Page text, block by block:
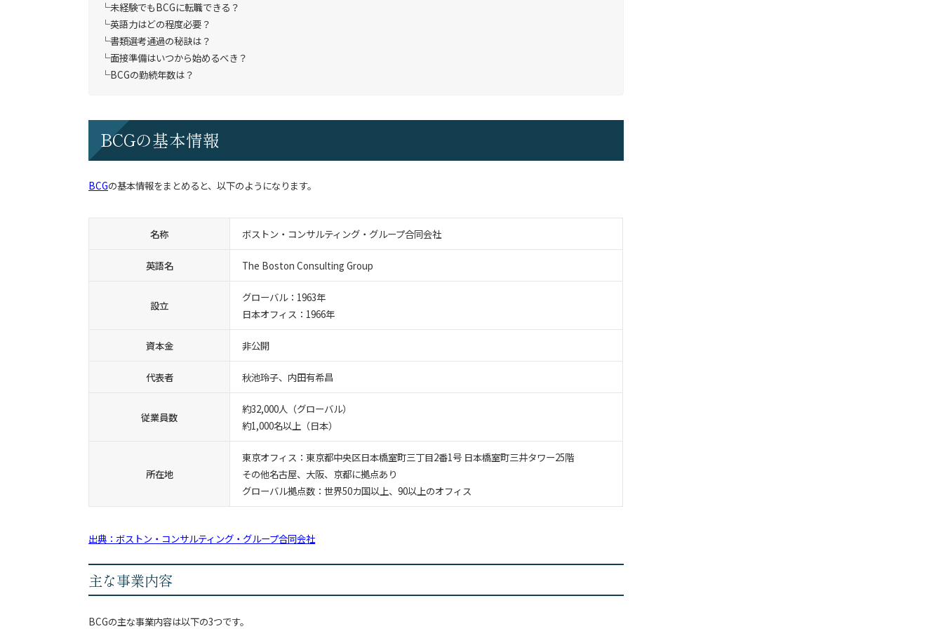
未経験でもBCGに転職できる？
英語力はどの程度必要？
書類選考通過の秘訣は？
面接準備はいつから始めるべき？
BCGの勤続年数は？
BCGの基本情報
BCGの基本情報をまとめると、以下のようになります。
名称 ボストン・コンサルティング・グループ合同会社
英語名 The Boston Consulting Group
設立
グローバル：1963年
日本オフィス：1966年
資本金 非公開
代表者 秋池玲子、内田有希昌
従業員数
約32,000人（グローバル）
約1,000名以上（日本）
所在地
東京オフィス：東京都中央区日本橋室町三丁目2番1号 日本橋室町三井タワー25階
その他名古屋、大阪、京都に拠点あり
グローバル拠点数：世界50カ国以上、90以上のオフィス
出典：ボストン・コンサルティング・グループ合同会社
主な事業内容
BCGの主な事業内容は以下の3つです。